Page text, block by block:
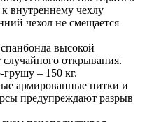
внутреннему чехлу
чехол не смещается
высокой
открывания.
грушу – 150 кг.
армированные нитки и
предупреждают разрыв